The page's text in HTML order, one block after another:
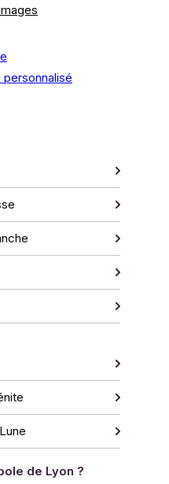
de Lyon ?